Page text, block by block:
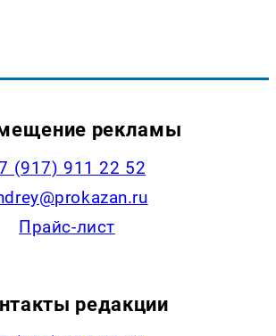
рекламы
(917) 911 22 52
Прайс-лист
редакции